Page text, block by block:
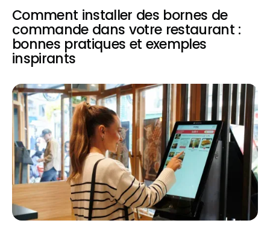
Comment installer des bornes de
commande dans votre restaurant :
bonnes pratiques et exemples
inspirants